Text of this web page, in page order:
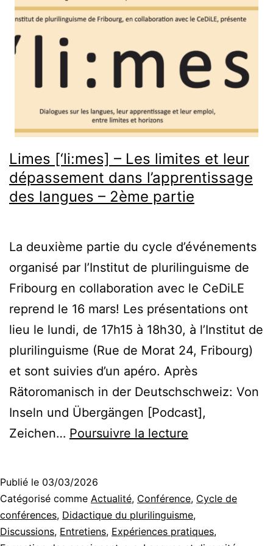
et
l’école:
entre
Maria
Luisa
Minelli
&
Caprara
[Compte-
rendu]
Limes [‘li:mes] – Les limites et leur
dépassement dans l’apprentissage
des langues – 2ème partie
La deuxième partie du cycle d’événements
organisé par l’Institut de plurilinguisme de
Fribourg en collaboration avec le CeDiLE
reprend le 16 mars! Les présentations ont
lieu le lundi, de 17h15 à 18h30, à l’Institut de
plurilinguisme (Rue de Morat 24, Fribourg)
et sont suivies d’un apéro. Après
Rätoromanisch in der Deutschschweiz: Von
Inseln und Übergängen [Podcast],
Zeichen… Poursuivre la lecture
Les
limites
et
Publié le 03/03/2026
Catégorisé comme Actualité, Conférence, Cycle de
conférences, Didactique du plurilinguisme,
Discussions, Entretiens, Expériences pratiques,